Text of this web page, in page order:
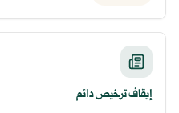
إيقاف ترخيص دائم